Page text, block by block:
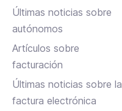
Últimas noticias sobre
autónomos
Artículos sobre
facturación
Últimas noticias sobre la
factura electrónica